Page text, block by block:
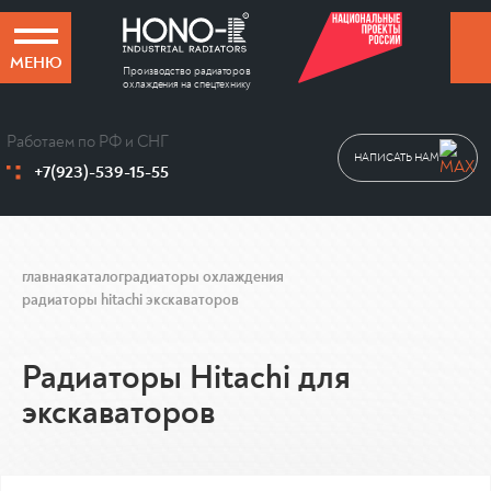
МЕНЮ
Производство радиаторов
охлаждения на спецтехнику
НАПИСАТЬ НАМ
Работаем по РФ и СНГ
+7(923)-539-15-55
главнаякаталоградиаторы охлаждения
радиаторы hitachi экскаваторов
Радиаторы Hitachi для
экскаваторов